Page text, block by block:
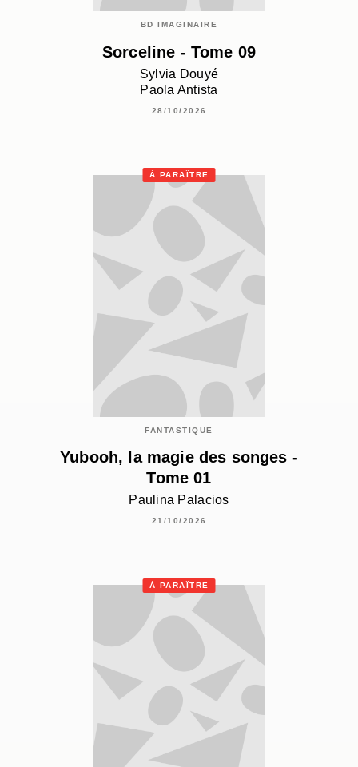
BD IMAGINAIRE
Sorceline - Tome 09
Sylvia Douyé
Paola Antista
28/10/2026
À PARAÎTRE
FANTASTIQUE
Yubooh, la magie des songes -
Tome 01
Paulina Palacios
21/10/2026
À PARAÎTRE